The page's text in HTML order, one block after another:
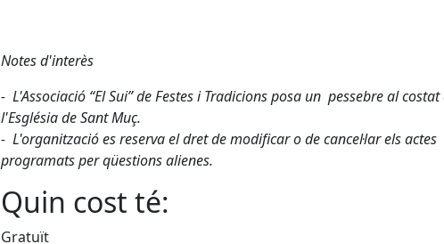
Notes d'interès
- L'Associació “El Sui” de Festes i Tradicions posa un pessebre al costat
l'Església de Sant Muç.
- L'organització es reserva el dret de modificar o de cancel·lar els actes
programats per qüestions alienes.
Quin cost té:
Gratuït